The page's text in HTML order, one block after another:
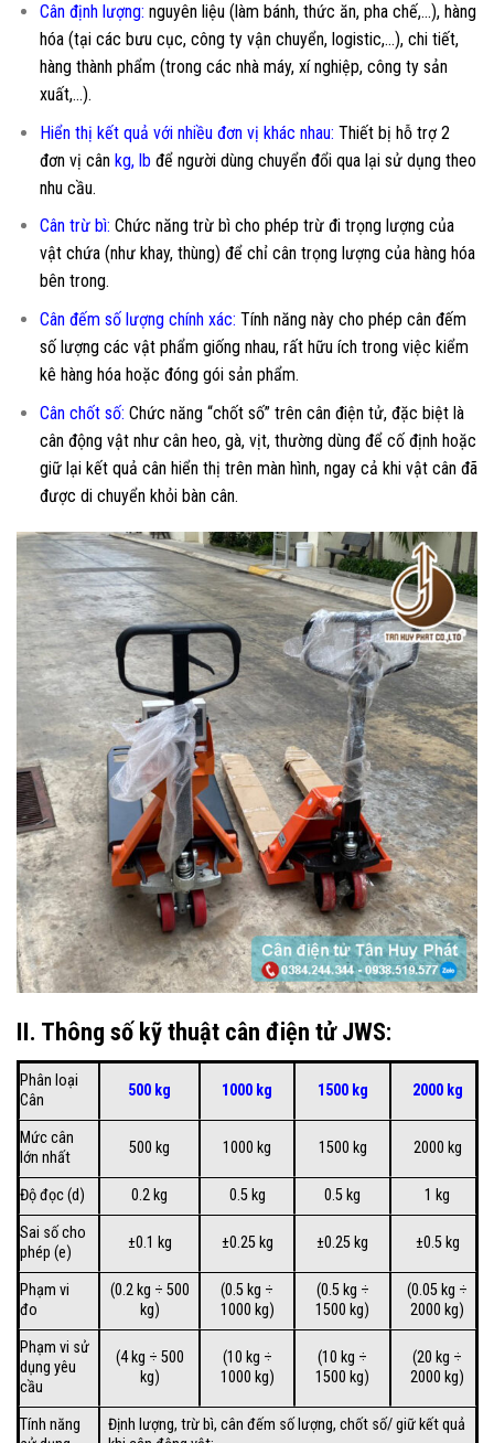
Cân định lượng: nguyên liệu (làm bánh, thức ăn, pha chế,…), hàng
hóa (tại các bưu cục, công ty vận chuyển, logistic,…), chi tiết,
hàng thành phẩm (trong các nhà máy, xí nghiệp, công ty sản
xuất,…).
Hiển thị kết quả với nhiều đơn vị khác nhau: Thiết bị hỗ trợ 2
đơn vị cân kg, lb để người dùng chuyển đổi qua lại sử dụng theo
nhu cầu.
Cân trừ bì: Chức năng trừ bì cho phép trừ đi trọng lượng của
vật chứa (như khay, thùng) để chỉ cân trọng lượng của hàng hóa
bên trong.
Cân đếm số lượng chính xác: Tính năng này cho phép cân đếm
số lượng các vật phẩm giống nhau, rất hữu ích trong việc kiểm
kê hàng hóa hoặc đóng gói sản phẩm.
Cân chốt số: Chức năng “chốt số” trên cân điện tử, đặc biệt là
cân động vật như cân heo, gà, vịt, thường dùng để cố định hoặc
giữ lại kết quả cân hiển thị trên màn hình, ngay cả khi vật cân đã
được di chuyển khỏi bàn cân.
II. Thông số kỹ thuật cân điện tử JWS:
Phân loại
Cân
500 kg 1000 kg 1500 kg 2000 kg
Mức cân
lớn nhất
500 kg 1000 kg 1500 kg 2000 kg
Độ đọc (d) 0.2 kg 0.5 kg 0.5 kg
1 kg
Sai số cho
phép (e)
±0.1 kg ±0.25 kg ±0.25 kg ±0.5 kg
Phạm vi
đo
(0.2 kg ÷ 500
kg)
(0.5 kg ÷
1000 kg)
(0.5 kg ÷
1500 kg)
(0.05 kg ÷
2000 kg)
Phạm vi sử
dụng yêu
cầu
(4 kg ÷ 500
kg)
(10 kg ÷
1000 kg)
(10 kg ÷
1500 kg)
(20 kg ÷
2000 kg)
Tính năng
Định lượng, trừ bì, cân đếm số lượng, chốt số/ giữ kết quả